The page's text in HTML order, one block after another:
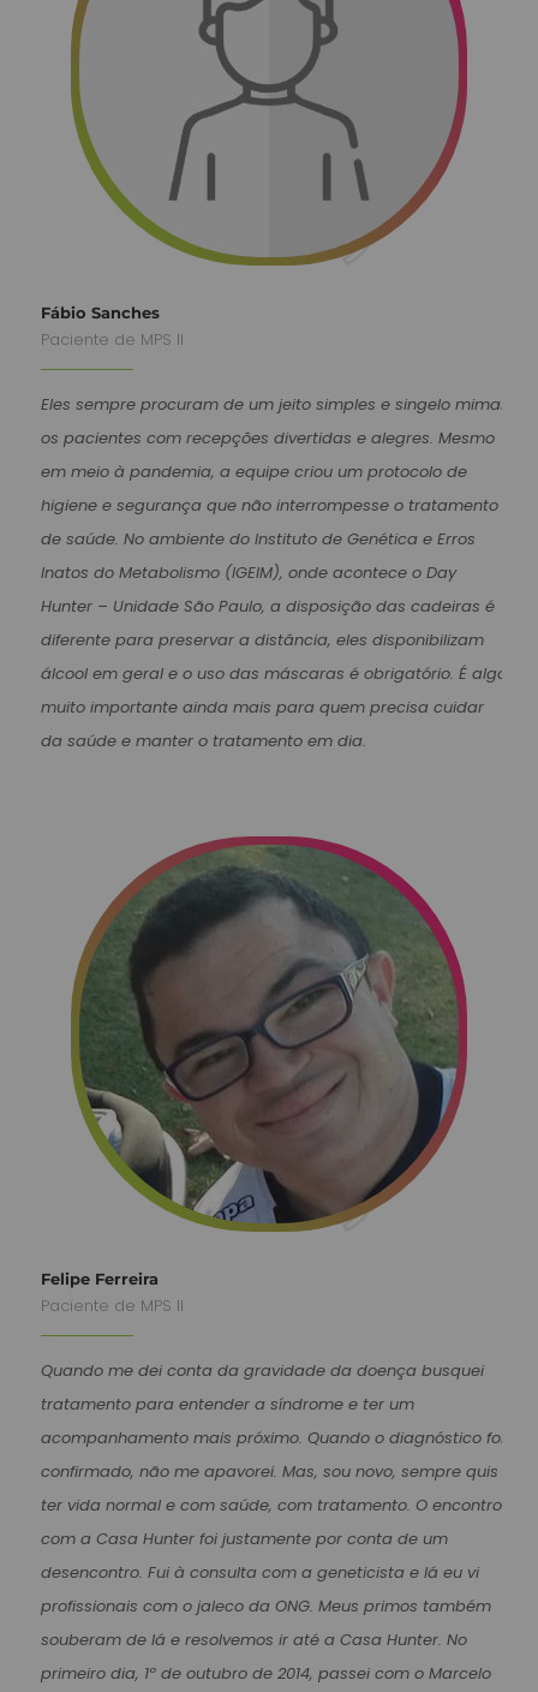
Fábio Sanches
Paciente de MPS II
Eles sempre procuram de um jeito simples e singelo mimar
os pacientes com recepções divertidas e alegres. Mesmo
em meio à pandemia, a equipe criou um protocolo de
higiene e segurança que não interrompesse o tratamento
de saúde. No ambiente do Instituto de Genética e Erros
Inatos do Metabolismo (IGEIM), onde acontece o Day
Hunter – Unidade São Paulo, a disposição das cadeiras é
diferente para preservar a distância, eles disponibilizam
álcool em geral e o uso das máscaras é obrigatório. É algo
muito importante ainda mais para quem precisa cuidar
da saúde e manter o tratamento em dia.
Felipe Ferreira
Paciente de MPS II
Quando me dei conta da gravidade da doença busquei
tratamento para entender a síndrome e ter um
acompanhamento mais próximo. Quando o diagnóstico foi
confirmado, não me apavorei. Mas, sou novo, sempre quis
ter vida normal e com saúde, com tratamento. O encontro
com a Casa Hunter foi justamente por conta de um
desencontro. Fui à consulta com a geneticista e lá eu vi
profissionais com o jaleco da ONG. Meus primos também
souberam de lá e resolvemos ir até a Casa Hunter. No
primeiro dia, 1º de outubro de 2014, passei com o Marcelo